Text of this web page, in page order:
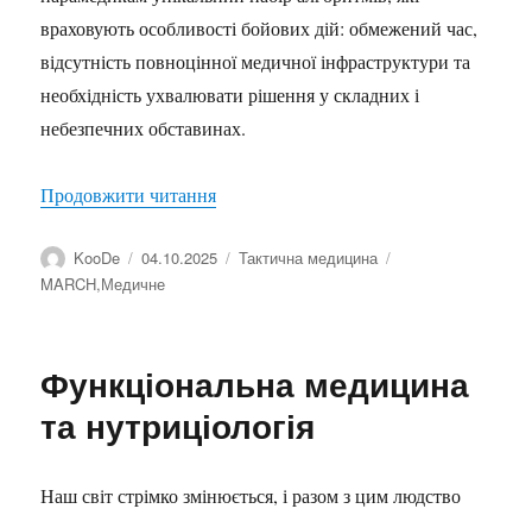
враховують особливості бойових дій: обмежений час,
відсутність повноцінної медичної інфраструктури та
необхідність ухвалювати рішення у складних і
небезпечних обставинах.
Продовжити читання“Менеджмент дихальних шляхів у
Автор
KooDe Оприлюднено
04.10.2025 Категорії
Тактична медицина
MARCH,Медичне
Функціональна медицина
та нутриціологія
Наш світ стрімко змінюється, і разом з цим людство